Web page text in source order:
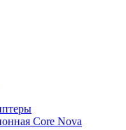
Core Nova